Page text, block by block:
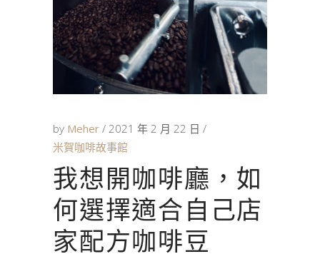
by Meher
2021 年 2 月 22 日
米賀咖啡故事館
我想開咖啡廳，如
何選擇適合自己店
家配方咖啡豆